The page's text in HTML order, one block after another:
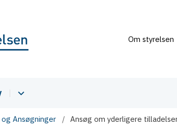
Om styrelsen
Ansøgninger Ansøg om yderligere